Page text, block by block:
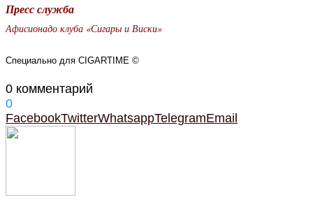
Пресс служба
Афисионадо клуба «Сигары и Виски»
Специально для CIGARTIME ©
0 комментарий
0
FacebookTwitterWhatsappTelegramEmail